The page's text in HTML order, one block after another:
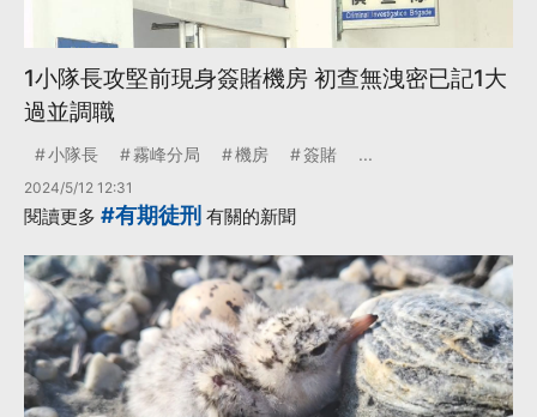
1小隊長攻堅前現身簽賭機房 初查無洩密已記1大
過並調職
小隊長 霧峰分局 機房 簽賭 ...
2024/5/12 12:31
閱讀更多 #有期徒刑 有關的新聞